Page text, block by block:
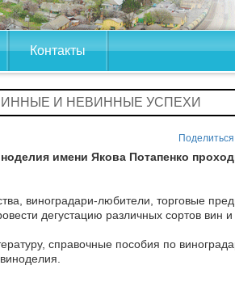
Контакты
И НЕВИННЫЕ УСПЕХИ
Поделиться
имени Якова Потапенко
виноградари-любители, торговые
дегустацию различных сортов вин и
справочные пособия по